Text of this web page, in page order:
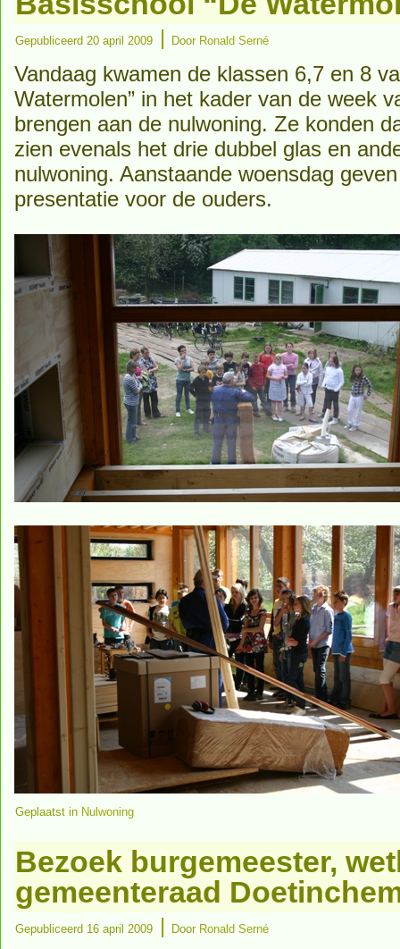
Gepubliceerd 20 april 2009 | Door Ronald Serné
Vandaag kwamen de klassen 6,7 en 8
Watermolen” in het kader van de week
brengen aan de nulwoning. Ze konden
zien evenals het drie dubbel glas en
nulwoning. Aanstaande woensdag
presentatie voor de ouders.
Geplaatst in Nulwoning
Bezoek burgemeester,
gemeenteraad
Gepubliceerd 16 april 2009 | Door Ronald Serné